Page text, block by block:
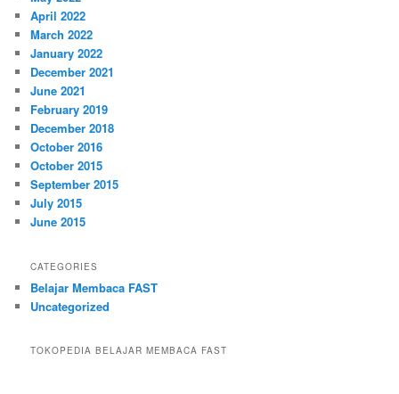
April 2022
March 2022
January 2022
December 2021
June 2021
February 2019
December 2018
October 2016
October 2015
September 2015
July 2015
June 2015
CATEGORIES
Belajar Membaca FAST
Uncategorized
TOKOPEDIA BELAJAR MEMBACA FAST